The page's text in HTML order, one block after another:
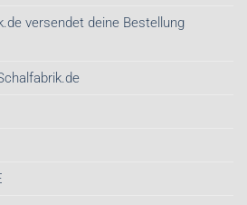
versendet deine Bestellung